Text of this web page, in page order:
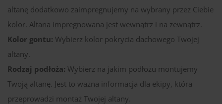
altanę dodatkowo zaimpregnujemy na wybrany przez Ciebie
kolor. Altana impregnowana jest wewnątrz i na zewnątrz.
Kolor gontu: Wybierz kolor pokrycia dachowego Twojej
altany.
Rodzaj podłoża: Wybierz na jakim podłożu montujemy
Twoją altanę. Jest to ważna informacja dla ekipy, która
przeprowadzi montaż Twojej altany.